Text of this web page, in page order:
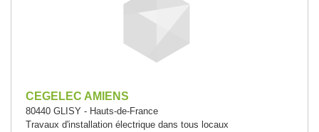
CEGELEC AMIENS
80440 GLISY - Hauts-de-France
Travaux d'installation électrique dans tous locaux